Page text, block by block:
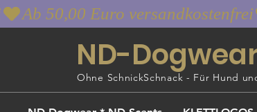
ND-
Ohne SchnickSchnack - Für Hund